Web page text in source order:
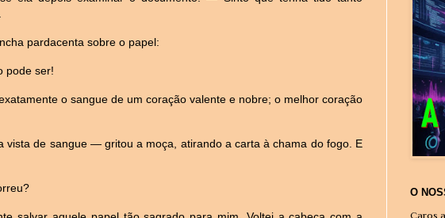
pardacenta sobre o papel:
pode ser!
o sangue de um coração valente e nobre; o melhor coração
de sangue — gritou a moça, atirando a carta à chama do fogo. E
O
Caros